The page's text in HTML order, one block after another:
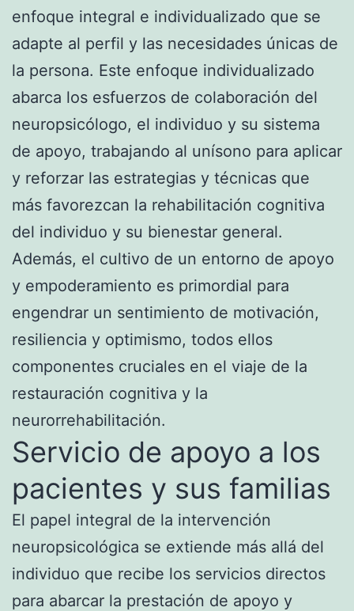
enfoque integral e individualizado que se
adapte al perfil y las necesidades únicas de
la persona. Este enfoque individualizado
abarca los esfuerzos de colaboración del
neuropsicólogo, el individuo y su sistema
de apoyo, trabajando al unísono para aplicar
y reforzar las estrategias y técnicas que
más favorezcan la rehabilitación cognitiva
del individuo y su bienestar general.
Además, el cultivo de un entorno de apoyo
y empoderamiento es primordial para
engendrar un sentimiento de motivación,
resiliencia y optimismo, todos ellos
componentes cruciales en el viaje de la
restauración cognitiva y la
neurorrehabilitación.
Servicio de apoyo a los
pacientes y sus familias
El papel integral de la intervención
neuropsicológica se extiende más allá del
individuo que recibe los servicios directos
para abarcar la prestación de apoyo y